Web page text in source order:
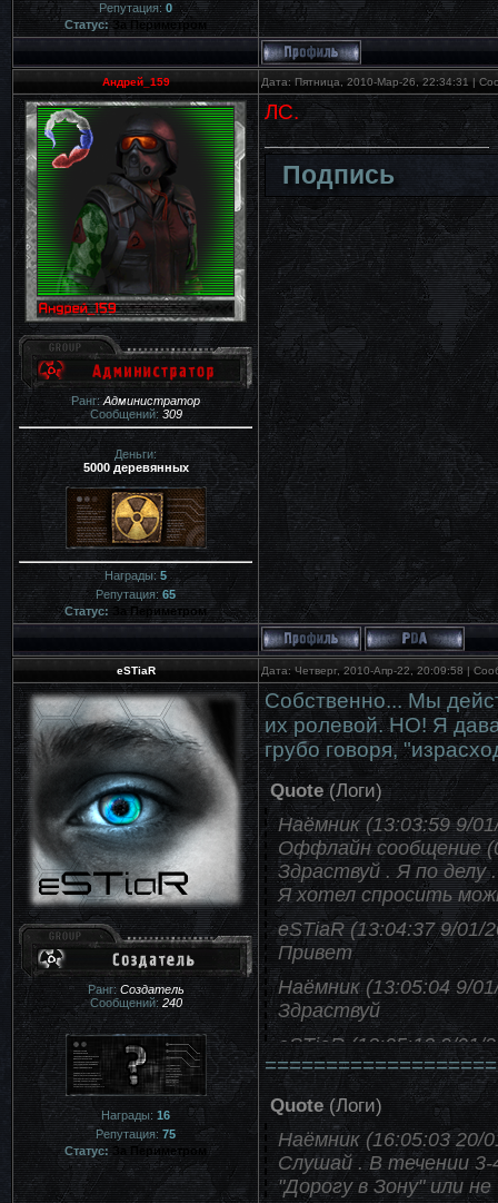
Репутация: 0
Статус: За Периметром
Андрей_159 Дата: Пятница, 2010-Мар-26, 22:34:31 |
Ранг:Администратор
Сообщений:309
Деньги:
5000 деревянных
Награды:5
Репутация:65
Статус:
За Периметром
ЛС.
Подпись
eSTiaR Дата: Четверг, 2010-Апр-22, 20:09:58 |
Ранг:Создатель
Сообщений:240
Награды: 16
Репутация: 75
Статус:За Периметром
Собственно... Мы
их ролевой. НО! Я
грубо говоря,
Quote(Логи)
Наёмник (13:03:59 9/
Оффлайн сообщение
Здраствуй . Я по делу .
Я хотел спросить
eSTiaR (13:04:37 9/01/
Привет
Наёмник (13:05:04 9/
Здраствуй
eSTiaR (13:05:13 9/01/
Сам принцип ПДА? Да
Наёмник (13:06:14 9/
А нововведение "За
eSTiaR (13:06:22 9/01/
Нет
Quote(Логи)
Наёмник (16:05:03 20/
Слушай . В течении
"Дорогу в Зону" или